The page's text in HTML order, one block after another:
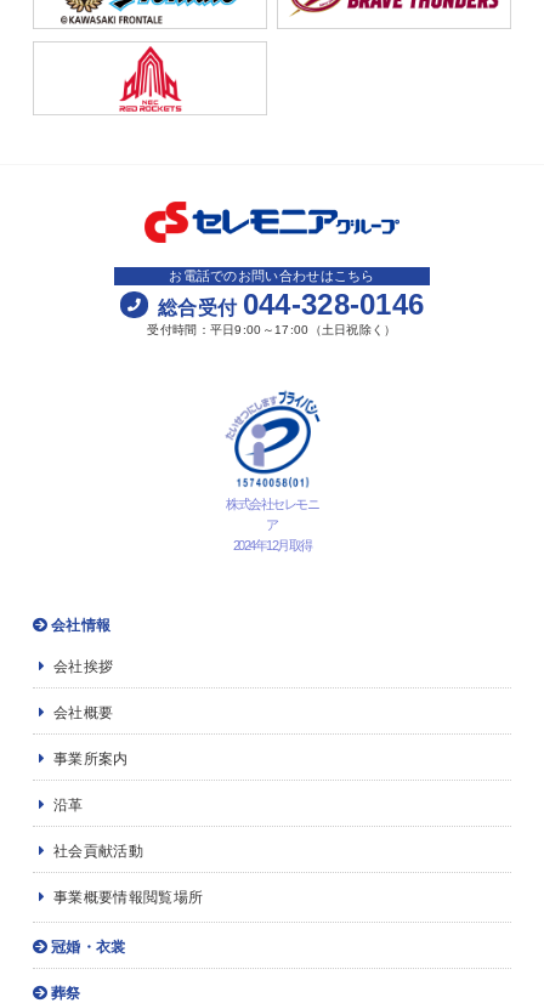
お電話でのお問い合わせはこちら
総合受付 044-328-0146
受付時間：平日9:00～17:00（土日祝除く）
株式会社セレモニ
ア
2024年12月取得
会社情報
会社挨拶
会社概要
事業所案内
沿革
社会貢献活動
事業概要情報閲覧場所
冠婚・衣裳
葬祭